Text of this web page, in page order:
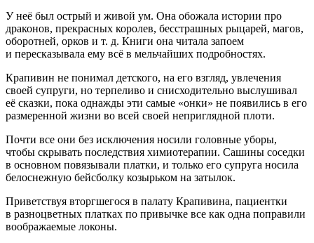
У неё был острый и живой ум. Она обожала истории про
драконов, прекрасных королев, бесстрашных рыцарей, магов,
оборотней, орков и т. д. Книги она читала запоем
и пересказывала ему всё в мельчайших подробностях.
Крапивин не понимал детского, на его взгляд, увлечения
своей супруги, но терпеливо и снисходительно выслушивал
её сказки, пока однажды эти самые «онки» не появились в его
размеренной жизни во всей своей неприглядной плоти.
Почти все они без исключения носили головные уборы,
чтобы скрывать последствия химиотерапии. Сашины соседки
в основном повязывали платки, и только его супруга носила
белоснежную бейсболку козырьком на затылок.
Приветствуя вторгшегося в палату Крапивина, пациентки
в разноцветных платках по привычке все как одна поправили
воображаемые локоны.